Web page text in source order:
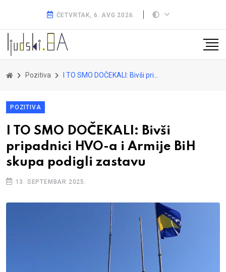
ČETVRTAK, 6. AVG 2026.
Pozitiva I TO SMO DOČEKALI: Bivši pripadnici HVO-a i Armije BiH skupa podigli zastavu
POZITIVA
I TO SMO DOČEKALI: Bivši
pripadnici HVO-a i Armije BiH
skupa podigli zastavu
13. SEPTEMBAR 2025.